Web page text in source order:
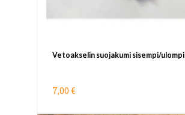
Vetoakselin suojakumi sisempi/ulompi
7,00 €